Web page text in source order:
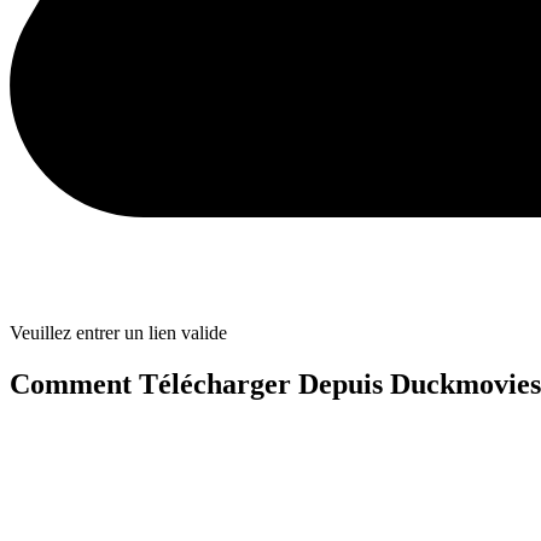
Veuillez entrer un lien valide
Comment Télécharger Depuis